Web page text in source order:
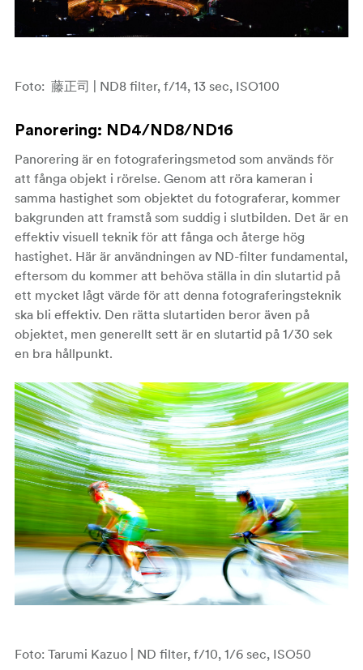
Foto: 藤正司 | ND8 filter, f/14, 13 sec, ISO100
Panorering: ND4/ND8/ND16
Panorering är en fotograferingsmetod som används för
att fånga objekt i rörelse. Genom att röra kameran i
samma hastighet som objektet du fotograferar, kommer
bakgrunden att framstå som suddig i slutbilden. Det är en
effektiv visuell teknik för att fånga och återge hög
hastighet. Här är användningen av ND-filter fundamental,
eftersom du kommer att behöva ställa in din slutartid på
ett mycket lågt värde för att denna fotograferingsteknik
ska bli effektiv. Den rätta slutartiden beror även på
objektet, men generellt sett är en slutartid på 1/30 sek
en bra hållpunkt.
Foto: Tarumi Kazuo | ND filter, f/10, 1/6 sec, ISO50